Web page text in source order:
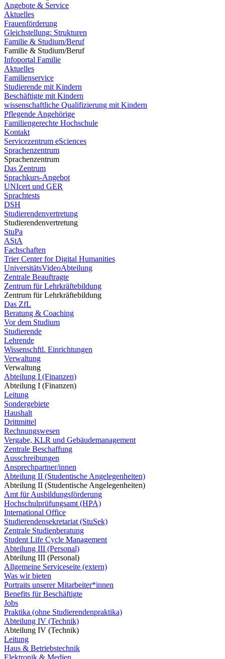
Angebote & Service
Aktuelles
Frauenförderung
Gleichstellung: Strukturen
Familie & Studium/Beruf
Familie & Studium/Beruf
Infoportal Familie
Aktuelles
Familienservice
Studierende mit Kindern
Beschäftigte mit Kindern
wissenschaftliche Qualifizierung mit Kindern
Pflegende Angehörige
Familiengerechte Hochschule
Kontakt
Servicezentrum eSciences
Sprachenzentrum
Sprachenzentrum
Das Zentrum
Sprachkurs-Angebot
UNIcert und GER
Sprachtests
DSH
Studierendenvertretung
Studierendenvertretung
StuPa
AStA
Fachschaften
Trier Center for Digital Humanities
UniversitätsVideoAbteilung
Zentrale Beauftragte
Zentrum für Lehrkräftebildung
Zentrum für Lehrkräftebildung
Das ZfL
Beratung & Coaching
Vor dem Studium
Studierende
Lehrende
Wissenschftl. Einrichtungen
Verwaltung
Verwaltung
Abteilung I (Finanzen)
Abteilung I (Finanzen)
Leitung
Sondergebiete
Haushalt
Drittmittel
Rechnungswesen
Vergabe, KLR und Gebäudemanagement
Zentrale Beschaffung
Ausschreibungen
Ansprechpartner/innen
Abteilung II (Studentische Angelegenheiten)
Abteilung II (Studentische Angelegenheiten)
Amt für Ausbildungsförderung
Hochschulprüfungsamt (HPA)
International Office
Studierendensekretariat (StuSek)
Zentrale Studienberatung
Student Life Cycle Management
Abteilung III (Personal)
Abteilung III (Personal)
Allgemeine Serviceseite (extern)
Was wir bieten
Portraits unserer Mitarbeiter*innen
Benefits für Beschäftigte
Jobs
Praktika (ohne Studierendenpraktika)
Abteilung IV (Technik)
Abteilung IV (Technik)
Leitung
Haus & Betriebstechnik
Elektronik & Medien